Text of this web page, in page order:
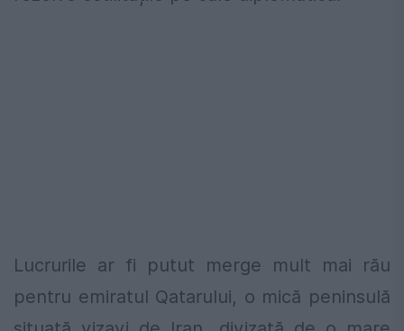
Lucrurile ar fi putut merge mult mai rău
pentru emiratul Qatarului, o mică peninsulă